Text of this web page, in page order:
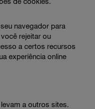
navegador para
rejeitar ou
a certos recursos
experiência online
a outros sites.